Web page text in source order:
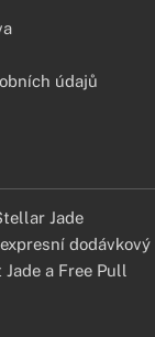
údajů
Jade
dodávkový
a Free Pull